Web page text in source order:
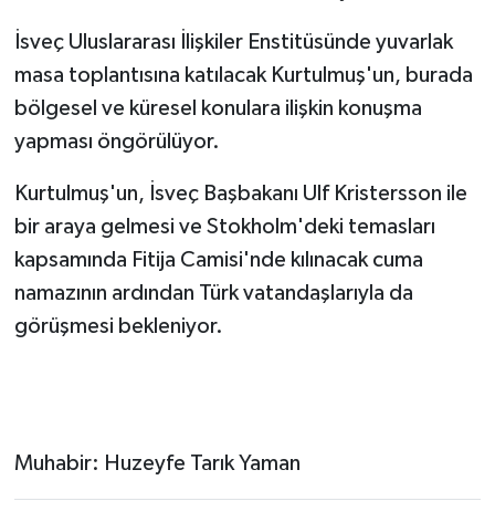
İsveç Uluslararası İlişkiler Enstitüsünde yuvarlak
masa toplantısına katılacak Kurtulmuş'un, burada
bölgesel ve küresel konulara ilişkin konuşma
yapması öngörülüyor.
Kurtulmuş'un, İsveç Başbakanı Ulf Kristersson ile
bir araya gelmesi ve Stokholm'deki temasları
kapsamında Fitija Camisi'nde kılınacak cuma
namazının ardından Türk vatandaşlarıyla da
görüşmesi bekleniyor.
Muhabir: Huzeyfe Tarık Yaman